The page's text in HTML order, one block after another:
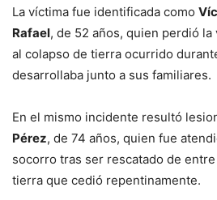
La víctima fue identificada como
Rafael, de 52 años, quien perdió
al colapso de tierra ocurrido
desarrollaba junto a sus familiares.
En el mismo incidente resultó
Pérez, de 74 años, quien fue
socorro tras ser rescatado de
tierra que cedió repentinamente.